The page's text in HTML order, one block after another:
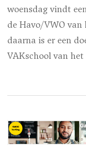
woensdag vindt
de Havo/VWO van
daarna is er een
VAKschool van